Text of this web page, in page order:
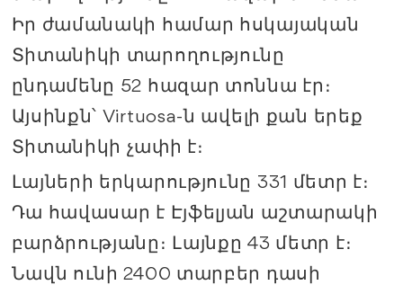
Իր ժամանակի համար հսկայական
Տիտանիկի տարողությունը
ընդամենը 52 հազար տոննա էր։
Այսինքն՝ Virtuosa-ն ավելի քան երեք
Տիտանիկի չափի է։
Լայների երկարությունը 331 մետր է։
Դա հավասար է Էյֆելյան աշտարակի
բարձրությանը։ Լայնքը 43 մետր է։
Նավն ունի 2400 տարբեր դասի